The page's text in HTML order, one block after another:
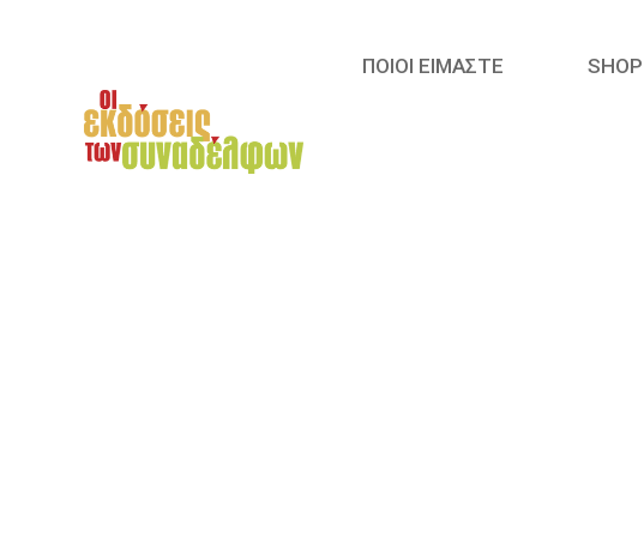
ΠΟΙΟΙ ΕΙΜΑΣΤΕ SHOP